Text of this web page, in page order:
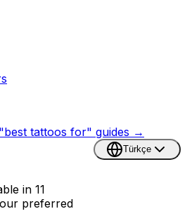
tattoos for" guides →
in 11
preferred
Türkçe